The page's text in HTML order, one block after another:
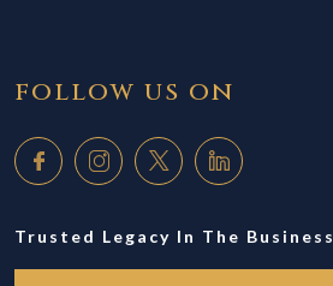
follow us on
Trusted Legacy In The Business